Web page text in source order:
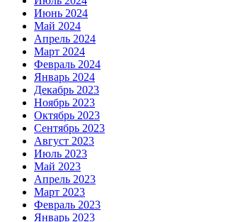
Июнь 2024
Май 2024
Апрель 2024
Март 2024
Февраль 2024
Январь 2024
Декабрь 2023
Ноябрь 2023
Октябрь 2023
Сентябрь 2023
Август 2023
Июль 2023
Май 2023
Апрель 2023
Март 2023
Февраль 2023
Январь 2023